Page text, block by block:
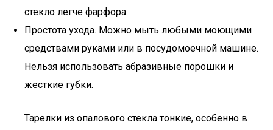
стекло легче фарфора.
Простота ухода. Можно мыть любыми моющими
средствами руками или в посудомоечной машине.
Нельзя использовать абразивные порошки и
жесткие губки.
Тарелки из опалового стекла тонкие, особенно в